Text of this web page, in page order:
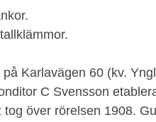
Karlavägen 60 (kv.
C Svensson
över rörelsen 1908.